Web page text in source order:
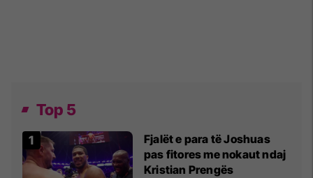
Top 5
Fjalët e para të Joshuas
pas fitores me nokaut ndaj
Kristian Prengës